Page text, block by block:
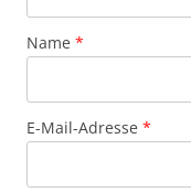
Name *
E-Mail-Adresse *